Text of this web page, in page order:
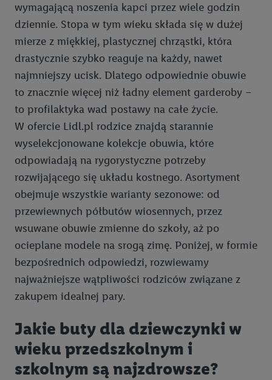
wymagającą noszenia kapci przez wiele godzin
dziennie. Stopa w tym wieku składa się w dużej
mierze z miękkiej, plastycznej chrząstki, która
drastycznie szybko reaguje na każdy, nawet
najmniejszy ucisk. Dlatego odpowiednie obuwie
to znacznie więcej niż ładny element garderoby –
to profilaktyka wad postawy na całe życie.
W ofercie Lidl.pl rodzice znajdą starannie
wyselekcjonowane kolekcje obuwia, które
odpowiadają na rygorystyczne potrzeby
rozwijającego się układu kostnego. Asortyment
obejmuje wszystkie warianty sezonowe: od
przewiewnych półbutów wiosennych, przez
wsuwane obuwie zmienne do szkoły, aż po
ocieplane modele na srogą zimę. Poniżej, w formie
bezpośrednich odpowiedzi, rozwiewamy
najważniejsze wątpliwości rodziców związane z
zakupem idealnej pary.
Jakie buty dla dziewczynki w
wieku przedszkolnym i
szkolnym są najzdrowsze?